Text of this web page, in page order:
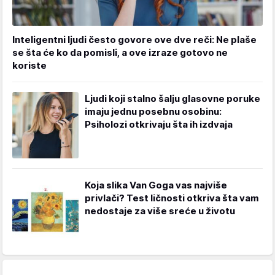
Inteligentni ljudi često govore ove dve reči: Ne plaše
se šta će ko da pomisli, a ove izraze gotovo ne
koriste
Ljudi koji stalno šalju glasovne poruke
imaju jednu posebnu osobinu:
Psiholozi otkrivaju šta ih izdvaja
Koja slika Van Goga vas najviše
privlači? Test ličnosti otkriva šta vam
nedostaje za više sreće u životu